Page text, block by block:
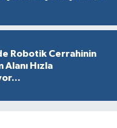
Robotik Cerrahinin
Alanı Hızla